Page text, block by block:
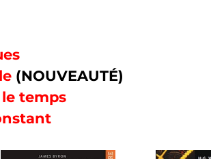
(NOUVEAUTÉ)
temps